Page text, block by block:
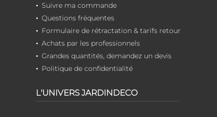
Suivre ma commande
Questions fréquentes
Formulaire de rétractation & tarifs retour
Achats par les professionnels
Grandes quantités, demandez un devis
Politique de confidentialité
L'UNIVERS JARDINDECO